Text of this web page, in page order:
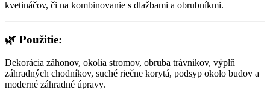
kvetináčov, či na kombinovanie s dlažbami a obrubníkmi.
🌿 Použitie:
Dekorácia záhonov, okolia stromov, obruba trávnikov, výplň
záhradných chodníkov, suché riečne korytá, podsyp okolo budov a
moderné záhradné úpravy.